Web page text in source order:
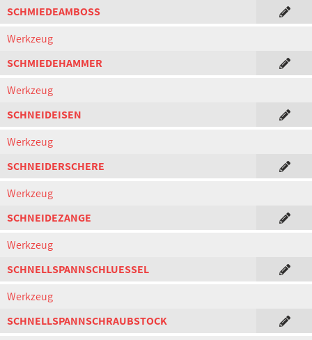
SCHMIEDEAMBOSS
Werkzeug
SCHMIEDEHAMMER
Werkzeug
SCHNEIDEISEN
Werkzeug
SCHNEIDERSCHERE
Werkzeug
SCHNEIDEZANGE
Werkzeug
SCHNELLSPANNSCHLUESSEL
Werkzeug
SCHNELLSPANNSCHRAUBSTOCK